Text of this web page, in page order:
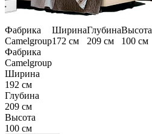
Фабрика
Camelgroup
Ширина
172 см
Глубина
209 см
Высота
100 см
Фабрика
Camelgroup
Ширина
192 см
Глубина
209 см
Высота
100 см